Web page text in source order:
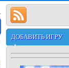
ДОБАВИТЬ ИГРУ